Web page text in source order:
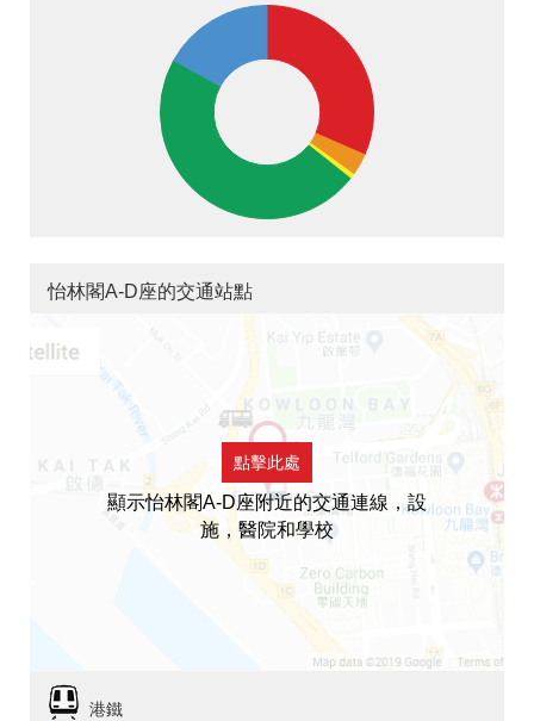
怡林閣A-D座的交通站點
點擊此處
顯示怡林閣A-D座附近的交通連線，設
施，醫院和學校
港鐵